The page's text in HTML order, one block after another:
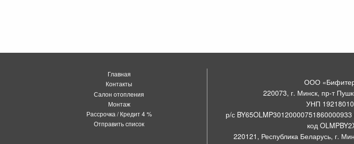
Главная
Контакты
Салон отопления
Монтаж
Рассрочка / Кредит 4 %
Отправить список
ООО
220073, г. Минск, пр-т
УНП
р/с
код
220121, Республика Беларусь, г.